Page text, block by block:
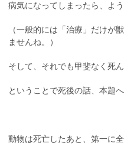
病気になってしまったら、よう
（一般的には「治療」だけが
ませんね。）
そして、それでも甲斐なく死ん
ということで死後の話、本題へ
動物は死亡したあと、第一に